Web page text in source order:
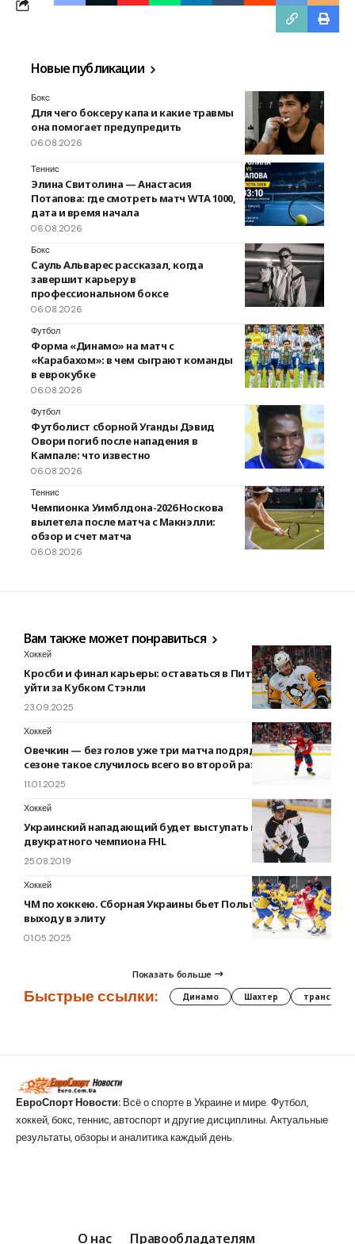
Новые публикации
Бокс
Для чего боксеру капа и какие травмы
она помогает предупредить
06.08.2026
Теннис
Элина Свитолина — Анастасия
Потапова: где смотреть матч WTA 1000,
дата и время начала
06.08.2026
Бокс
Сауль Альварес рассказал, когда
завершит карьеру в
профессиональном боксе
06.08.2026
Футбол
Форма «Динамо» на матч с
«Карабахом»: в чем сыграют команды
в еврокубке
06.08.2026
Футбол
Футболист сборной Уганды Дэвид
Овори погиб после нападения в
Кампале: что известно
06.08.2026
Теннис
Чемпионка Уимблдона-2026 Носкова
вылетела после матча с Макнэлли:
обзор и счет матча
06.08.2026
Вам также может понравиться
Хоккей
Кросби и финал карьеры: оставаться в Питтсбурге или
уйти за Кубком Стэнли
23.09.2025
Хоккей
Овечкин — без голов уже три матча подряд. В этом
сезоне такое случилось всего во второй раз
11.01.2025
Хоккей
Украинский нападающий будет выступать в составе
двукратного чемпиона FHL
25.08.2019
Хоккей
ЧМ по хоккею. Сборная Украины бьет Польшу и близка к
выходу в элиту
01.05.2025
Показать больше
Быстрые ссылки: Динамо Шахтер трансферы
ЕвроСпорт Новости: Всё о спорте в Украине и мире. Футбол,
хоккей, бокс, теннис, автоспорт и другие дисциплины. Актуальные
результаты, обзоры и аналитика каждый день.
О нас Правообладателям